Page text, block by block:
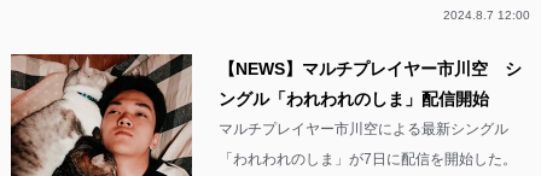
2024.8.7 12:00
【NEWS】マルチプレイヤー市川空 シ
ングル「われわれのしま」配信開始
マルチプレイヤー市川空による最新シングル
「われわれのしま」が7日に配信を開始した。